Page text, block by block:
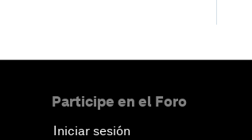
Participe en el Foro
Iniciar sesión